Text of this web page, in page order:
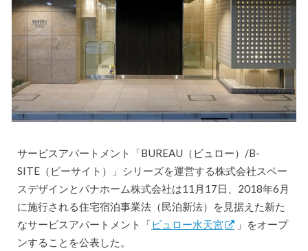
サービスアパートメント「BUREAU（ビュロー）/B-
SITE（ビーサイト）」シリーズを運営する株式会社スペー
スデザインとパナホーム株式会社は11月17日、2018年6月
に施行される住宅宿泊事業法（民泊新法）を見据えた新た
なサービスアパートメント「ビュロー水天宮
」をオープ
ンすることを公表した。